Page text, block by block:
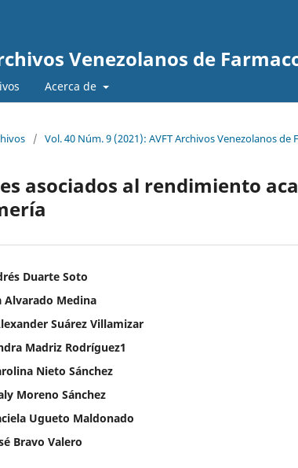
Venezolanos de
Acerca de
/ Vol. 40 Núm. 9 (2021): AVFT Archivos Venezolanos
asociados al rendimiento
Duarte Soto
Alvarado Medina
Suárez Villamizar
Madriz Rodríguez1
Nieto Sánchez
Moreno Sánchez
Ugueto Maldonado
Bravo Valero